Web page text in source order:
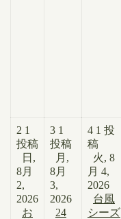
2 1
投稿
日,
8月
2,
2026
お
3 1
投稿
月,
8月
3,
2026
24
4 1 投
稿
火, 8
月 4,
2026
台風
シーズ